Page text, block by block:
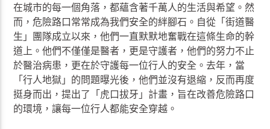
在城市的每一個角落，都蘊含著千萬人的生活與希望。然
而，危險路口常常成為我們安全的絆腳石。自從「街道醫
生」團隊成立以來，他們一直默默地奮戰在這條生命的幹
道上。他們不僅僅是醫者，更是守護者，他們的努力不止
於醫治病患，更在於守護每一位行人的安全。去年，當
「行人地獄」的問題曝光後，他們並沒有退縮，反而再度
挺身而出，提出了「虎口拔牙」計畫，旨在改善危險路口
的環境，讓每一位行人都能安全穿越。